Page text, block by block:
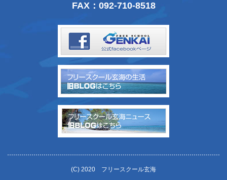
FAX：092-710-8518
(C) 2020 フリースクール玄海